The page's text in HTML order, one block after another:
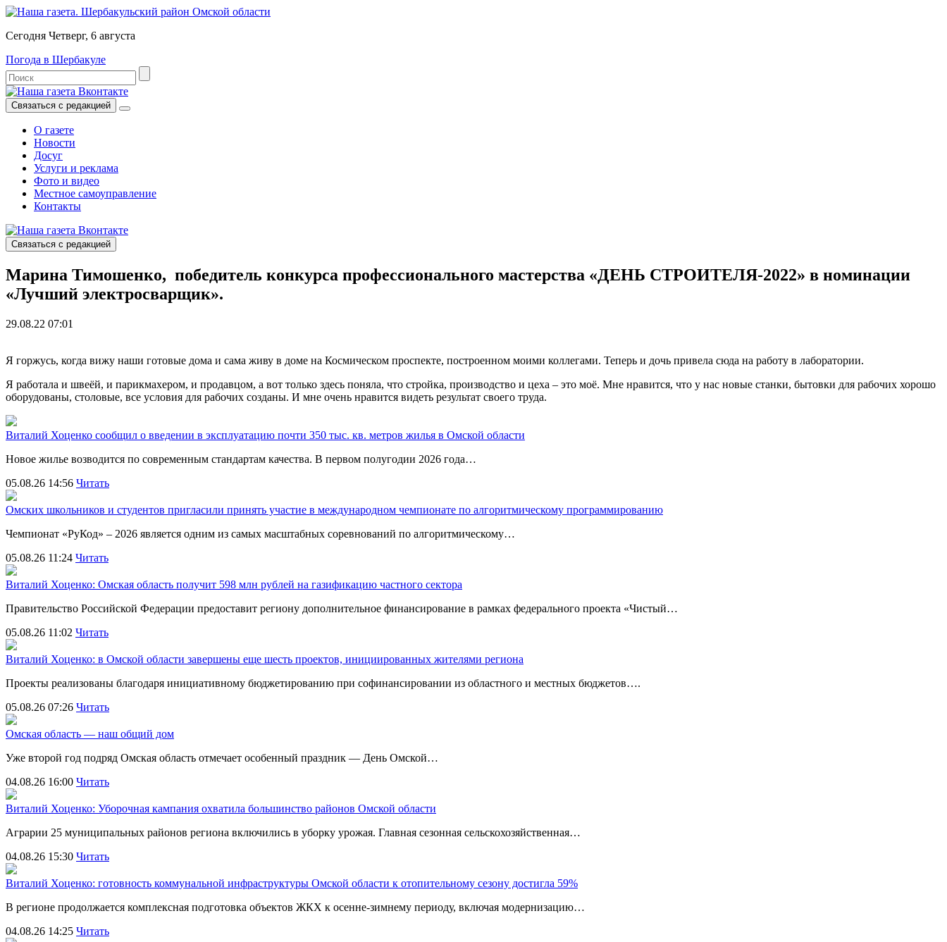
Сегодня Четверг, 6 августа
Погода в Шербакуле
Связаться с редакцией
О газете
Новости
Досуг
Услуги и реклама
Фото и видео
Местное самоуправление
Контакты
Связаться с редакцией
Марина Тимошенко, победитель конкурса профессионального мастерства «ДЕНЬ СТРОИТЕЛЯ-2022» в номинации
«Лучший электросварщик».
29.08.22 07:01
Я горжусь, когда вижу наши готовые дома и сама живу в доме на Космическом проспекте, построенном моими коллегами. Теперь и дочь привела сюда на работу в лаборатории.
Я работала и швеёй, и парикмахером, и продавцом, а вот только здесь поняла, что стройка, производство и цеха – это моё. Мне нравится, что у нас новые станки, бытовки для рабочих хорошо
оборудованы, столовые, все условия для рабочих созданы. И мне очень нравится видеть результат своего труда.
Виталий Хоценко сообщил о введении в эксплуатацию почти 350 тыс. кв. метров жилья в Омской области
Новое жилье возводится по современным стандартам качества. В первом полугодии 2026 года…
05.08.26 14:56 Читать
Омских школьников и студентов пригласили принять участие в международном чемпионате по алгоритмическому программированию
Чемпионат «РуКод» – 2026 является одним из самых масштабных соревнований по алгоритмическому…
05.08.26 11:24 Читать
Виталий Хоценко: Омская область получит 598 млн рублей на газификацию частного сектора
Правительство Российской Федерации предоставит региону дополнительное финансирование в рамках федерального проекта «Чистый…
05.08.26 11:02 Читать
Виталий Хоценко: в Омской области завершены еще шесть проектов, инициированных жителями региона
Проекты реализованы благодаря инициативному бюджетированию при софинансировании из областного и местных бюджетов….
05.08.26 07:26 Читать
Омская область — наш общий дом
Уже второй год подряд Омская область отмечает особенный праздник — День Омской…
04.08.26 16:00 Читать
Виталий Хоценко: Уборочная кампания охватила большинство районов Омской области
Аграрии 25 муниципальных районов региона включились в уборку урожая. Главная сезонная сельскохозяйственная…
04.08.26 15:30 Читать
Виталий Хоценко: готовность коммунальной инфраструктуры Омской области к отопительному сезону достигла 59%
В регионе продолжается комплексная подготовка объектов ЖКХ к осенне-зимнему периоду, включая модернизацию…
04.08.26 14:25 Читать